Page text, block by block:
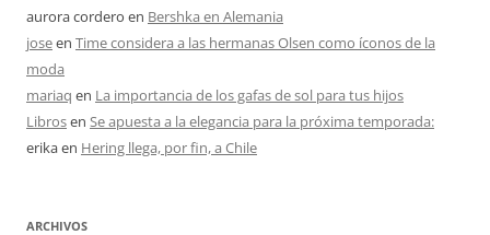
aurora cordero en Bershka en Alemania
joseen Time considera a las hermanas Olsen como íconos de la
moda
mariaq en La importancia de los gafas de sol para tus hijos
Librosen Se apuesta a la elegancia para la próxima temporada:
erikaen Hering llega, por fin, a Chile
ARCHIVOS